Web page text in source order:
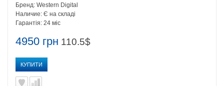
4950 грн 110.5$
КУПИТИ
Бренд: Western Digital
Наличие: Є на складі
Гарантія: 24 міс